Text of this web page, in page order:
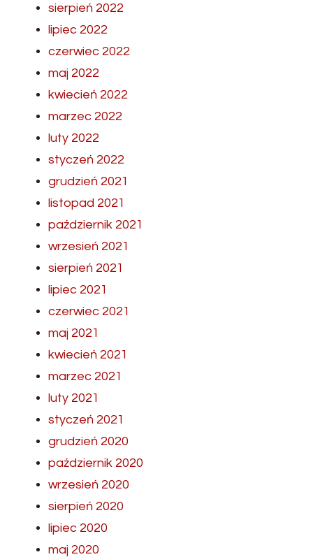
sierpień 2022
lipiec 2022
czerwiec 2022
maj 2022
kwiecień 2022
marzec 2022
luty 2022
styczeń 2022
grudzień 2021
listopad 2021
październik 2021
wrzesień 2021
sierpień 2021
lipiec 2021
czerwiec 2021
maj 2021
kwiecień 2021
marzec 2021
luty 2021
styczeń 2021
grudzień 2020
październik 2020
wrzesień 2020
sierpień 2020
lipiec 2020
maj 2020